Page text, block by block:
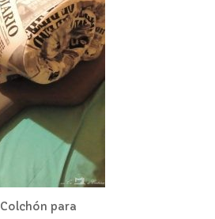
Colchón para